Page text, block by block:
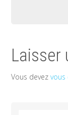
Laisser
Vous devezvous